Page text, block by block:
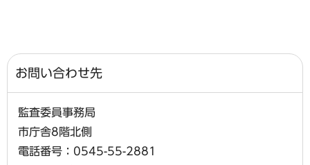
お問い合わせ先
監査委員事務局
市庁舎8階北側
電話番号：0545-55-2881